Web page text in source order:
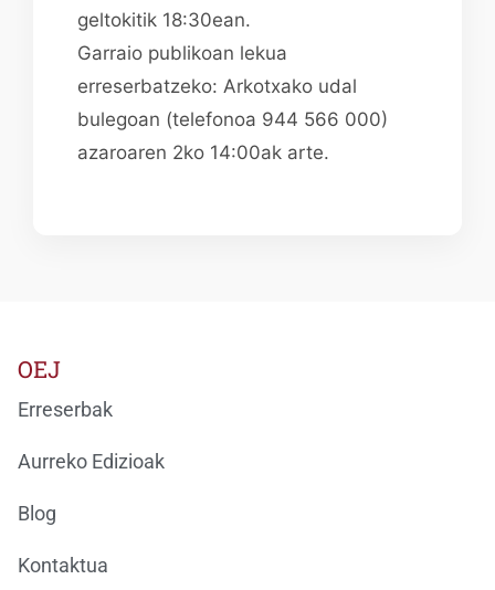
geltokitik 18:30ean.
Garraio publikoan lekua
erreserbatzeko: Arkotxako udal
bulegoan (telefonoa 944 566 000)
azaroaren 2ko 14:00ak arte.
OEJ
Erreserbak
Aurreko Edizioak
Blog
Kontaktua